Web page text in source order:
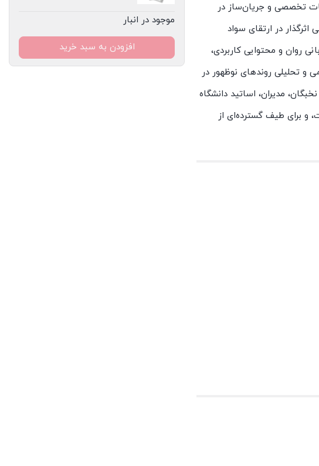
تخصصی و جریان‌ساز در
در ارتقای سواد
روان و محتوایی کاربردی،
و تحلیلی روندهای نوظهور در
مدیران، اساتید دانشگاه
و برای طیف گسترده‌ای از
موجود در انبار
افزودن به سبد خرید